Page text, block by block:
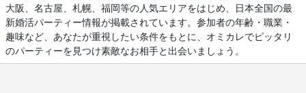
大阪、名古屋、札幌、福岡等の人気エリアをはじめ、日本全国の最
新婚活パーティー情報が掲載されています。参加者の年齢・職業・
趣味など、あなたが重視したい条件をもとに、オミカレでピッタリ
のパーティーを見つけ素敵なお相手と出会いましょう。